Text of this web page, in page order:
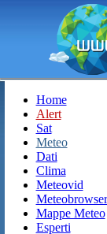
Home
Alert
Sat
Meteo
Dati
Clima
Meteovid
Meteobrowser
Mappe Meteo
Esperti